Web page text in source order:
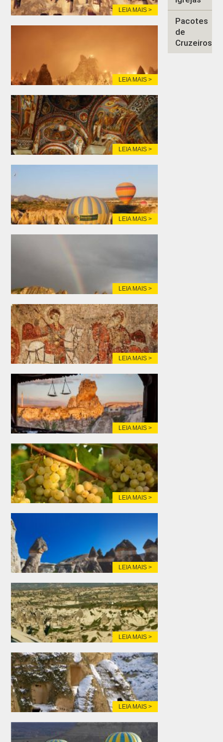
LEIA MAIS >
LEIA MAIS >
LEIA MAIS >
LEIA MAIS >
LEIA MAIS >
LEIA MAIS >
LEIA MAIS >
LEIA MAIS >
LEIA MAIS >
LEIA MAIS >
LEIA MAIS >
Pacotes
de
Cruzeiros